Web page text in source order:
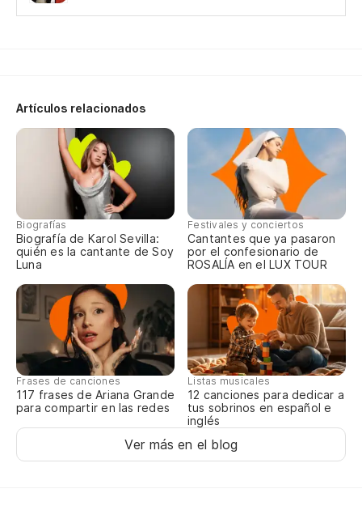
Artículos relacionados
Biografías
Biografía de Karol Sevilla:
quién es la cantante de Soy
Luna
Festivales y conciertos
Cantantes que ya pasaron
por el confesionario de
ROSALÍA en el LUX TOUR
Frases de canciones
117 frases de Ariana Grande
para compartir en las redes
Listas musicales
12 canciones para dedicar a
tus sobrinos en español e
inglés
Ver más en el blog